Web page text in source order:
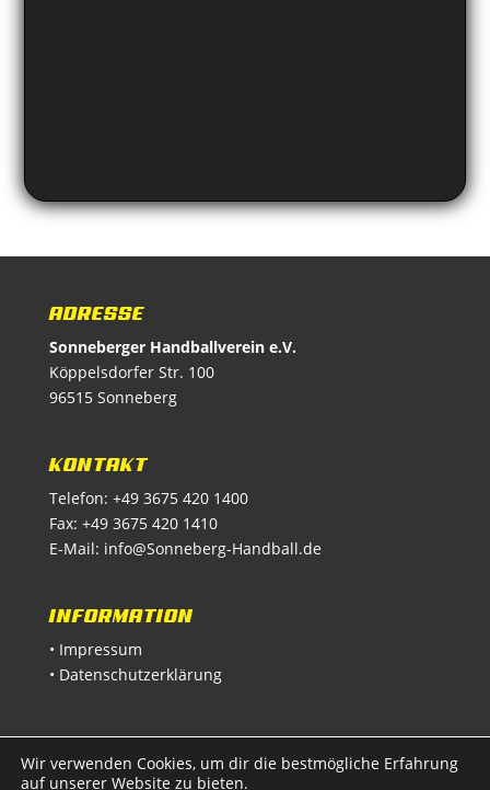
ADRESSE
Sonneberger Handballverein e.V.
Köppelsdorfer Str. 100
96515 Sonneberg
KONTAKT
Telefon: +49 3675 420 1400
Fax: +49 3675 420 1410
E-Mail: info@Sonneberg-Handball.de
INFORMATION
• Impressum
• Datenschutzerklärung
Wir verwenden Cookies, um dir die bestmögliche Erfahrung
auf unserer Website zu bieten.